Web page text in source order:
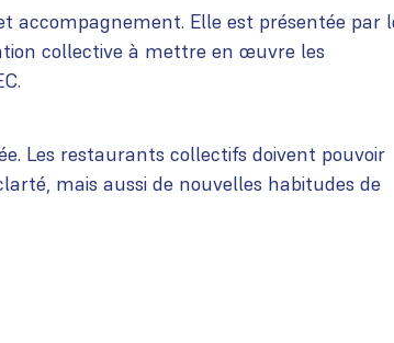
accompagnement. Elle est présentée par
collective à mettre en œuvre les
Les restaurants collectifs doivent pouvoir
mais aussi de nouvelles habitudes de